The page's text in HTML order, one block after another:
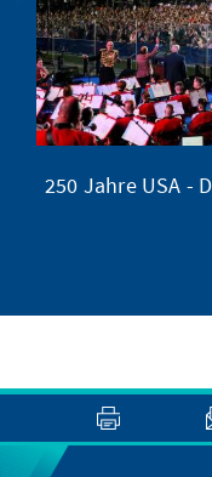
250 Jahre USA -